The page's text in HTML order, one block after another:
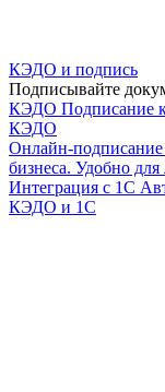
КЭДО и подпись
Подписывайте
КЭДО Подписание
КЭДО
Онлайн-
бизнеса. Удобно
Интеграция с 1С
КЭДО и 1С